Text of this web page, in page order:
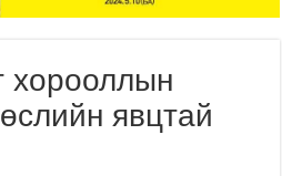
явцтай